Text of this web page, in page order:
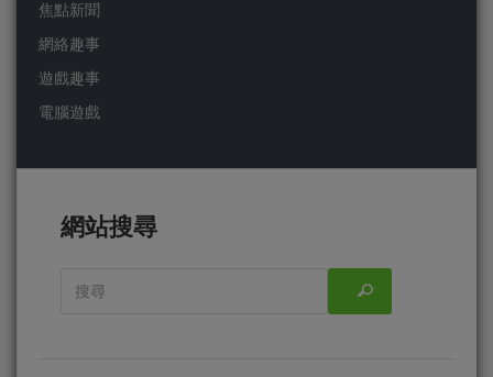
焦點新聞
網絡趣事
遊戲趣事
電腦遊戲
網站搜尋